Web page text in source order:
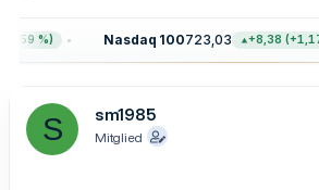
r
a
m
%) Nasdaq 100723,03 +8,38 (+1,17 %)
S sm1985
Mitglied